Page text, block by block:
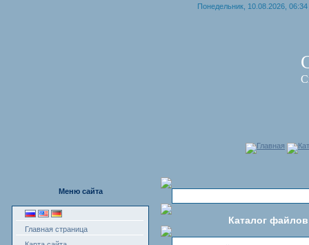
Понедельник, 10.08.2026, 06:34
Главная
Меню сайта
Главная страница
Каталог